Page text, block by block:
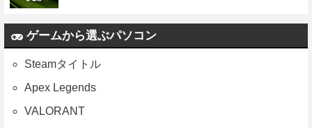
ゲームから選ぶパソコン
Steamタイトル
Apex Legends
VALORANT